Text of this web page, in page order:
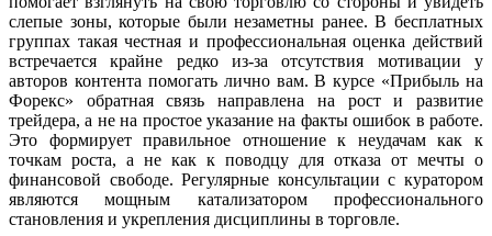
слепые зоны, которые были незаметны ранее. В бесплатных
группах такая честная и профессиональная оценка действий
встречается крайне редко из-за отсутствия мотивации у
авторов контента помогать лично вам. В курсе «Прибыль на
Форекс» обратная связь направлена на рост и развитие
трейдера, а не на простое указание на факты ошибок в работе.
Это формирует правильное отношение к неудачам как к
точкам роста, а не как к поводцу для отказа от мечты о
финансовой свободе. Регулярные консультации с куратором
являются мощным катализатором профессионального
становления и укрепления дисциплины в торговле.